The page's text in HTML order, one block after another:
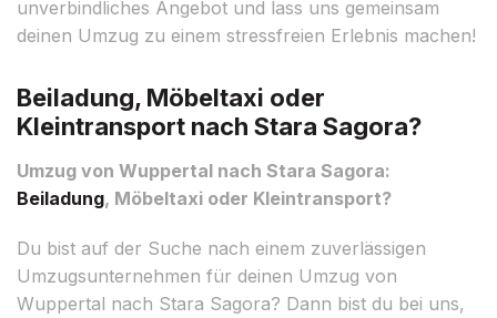
unverbindliches Angebot und lass uns gemeinsam
deinen Umzug zu einem stressfreien Erlebnis machen!
Beiladung, Möbeltaxi oder
Kleintransport nach Stara Sagora?
Umzug von Wuppertal nach Stara Sagora:
Beiladung, Möbeltaxi oder Kleintransport?
Du bist auf der Suche nach einem zuverlässigen
Umzugsunternehmen für deinen Umzug von
Wuppertal nach Stara Sagora? Dann bist du bei uns,